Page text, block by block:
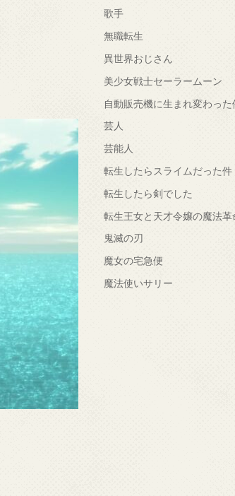
歌手
無職転生
異世界おじさん
美少女戦士セーラームーン
自動販売機に生まれ変わっ
芸人
芸能人
転生したらスライムだった件
転生したら剣でした
転生王女と天才令嬢の魔法革
鬼滅の刃
魔女の宅急便
魔法使いサリー